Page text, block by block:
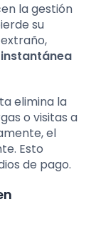
la gestión
su
elimina la
o visitas a
el
Esto
de pago.